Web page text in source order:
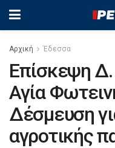
Αρχική Έδεσσα
Επίσκεψη Δ.
Αγία
Δέσμευση
αγροτικής